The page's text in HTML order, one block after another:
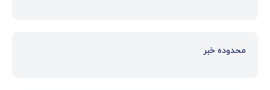
محدوده خبر